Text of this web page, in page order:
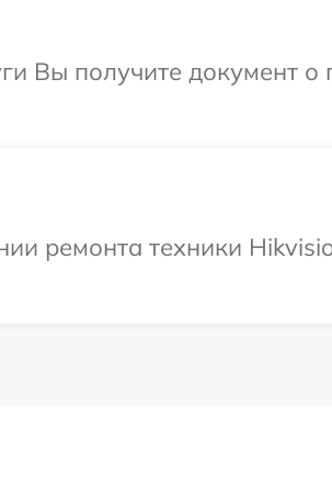
Вы получите документ о
ремонта техники